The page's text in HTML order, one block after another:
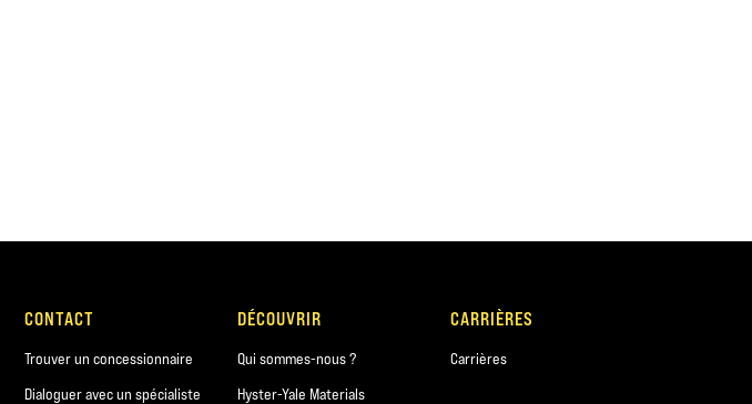
CONTACT
Trouver un concessionnaire
Dialoguer avec un spécialiste
DÉCOUVRIR
Qui sommes-nous ?
Hyster-Yale Materials
CARRIÈRES
Carrières